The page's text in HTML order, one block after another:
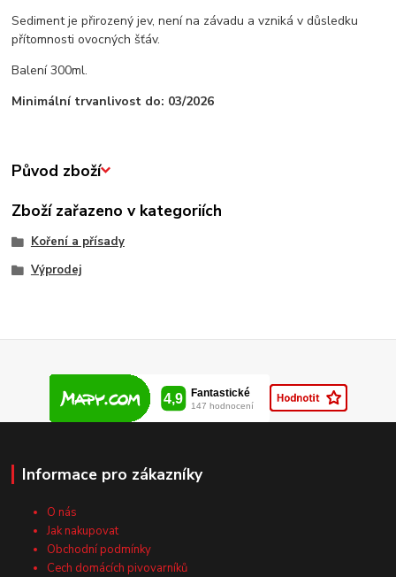
Sediment je přirozený jev, není na závadu a vzniká v důsledku
přítomnosti ovocných šťáv.
Balení 300ml.
Minimální trvanlivost do: 03/2026
Původ zboží
Zboží zařazeno v kategoriích
Koření a přísady
Výprodej
Informace pro zákazníky
O nás
Jak nakupovat
Obchodní podmínky
Cech domácích pivovarníků